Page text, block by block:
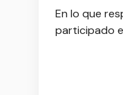
En lo que
participado